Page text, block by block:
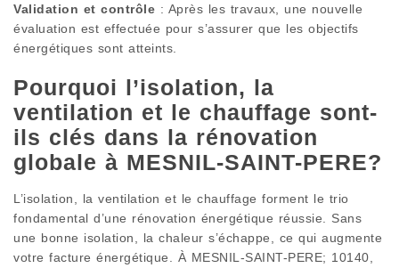
Validation et contrôle : Après les travaux, une nouvelle
évaluation est effectuée pour s’assurer que les objectifs
énergétiques sont atteints.
Pourquoi l’isolation, la
ventilation et le chauffage sont-
ils clés dans la rénovation
globale à MESNIL-SAINT-PERE?
L’isolation, la ventilation et le chauffage forment le trio
fondamental d’une rénovation énergétique réussie. Sans
une bonne isolation, la chaleur s’échappe, ce qui augmente
votre facture énergétique. À MESNIL-SAINT-PERE; 10140,